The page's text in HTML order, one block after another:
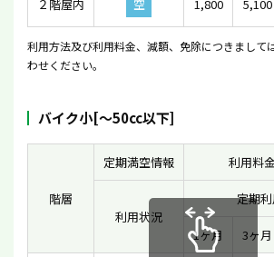
２階屋内 空 1,800 5,100
利用方法及び利用料金、減額、免除につきまして
わせください。
バイク小[〜50cc以下]
階層
定期満空情報 利用料
利用状況
定期
1ヶ月
3ヶ月